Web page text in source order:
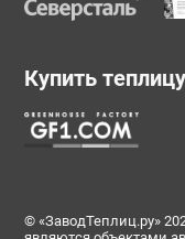
Купить
© «ЗаводТеплиц.ру»